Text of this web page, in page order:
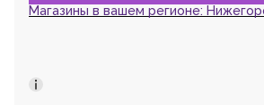
Магазины в вашем регионе: